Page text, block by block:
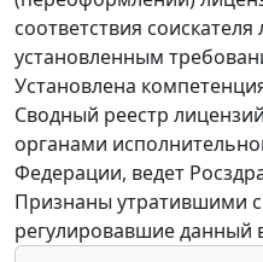
соответствия
установленным
Установлена
Сводный реестр
органами
Федерации, ведет
Признаны утратившими
регулировавшие данный